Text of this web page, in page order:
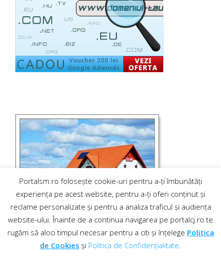
Portalsm.ro folosește cookie-uri pentru a-ți îmbunătăți
experiența pe acest website, pentru a-ți oferi conținut și
reclame personalizate și pentru a analiza traficul și audiența
website-ului. Înainte de a continua navigarea pe portalcj.ro te
rugăm să aloci timpul necesar pentru a citi și înțelege Politica
de Cookies și Politica de Confidențialitate.